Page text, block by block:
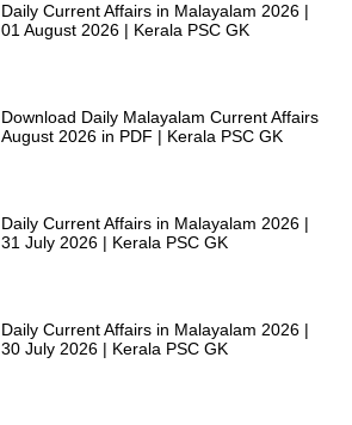
Daily Current Affairs in Malayalam 2026 |
01 August 2026 | Kerala PSC GK
Download Daily Malayalam Current Affairs
August 2026 in PDF | Kerala PSC GK
Daily Current Affairs in Malayalam 2026 |
31 July 2026 | Kerala PSC GK
Daily Current Affairs in Malayalam 2026 |
30 July 2026 | Kerala PSC GK